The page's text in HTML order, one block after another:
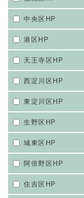
中央区HP
港区HP
天王寺区HP
西淀川区HP
東淀川区HP
生野区HP
城東区HP
阿倍野区HP
住吉区HP